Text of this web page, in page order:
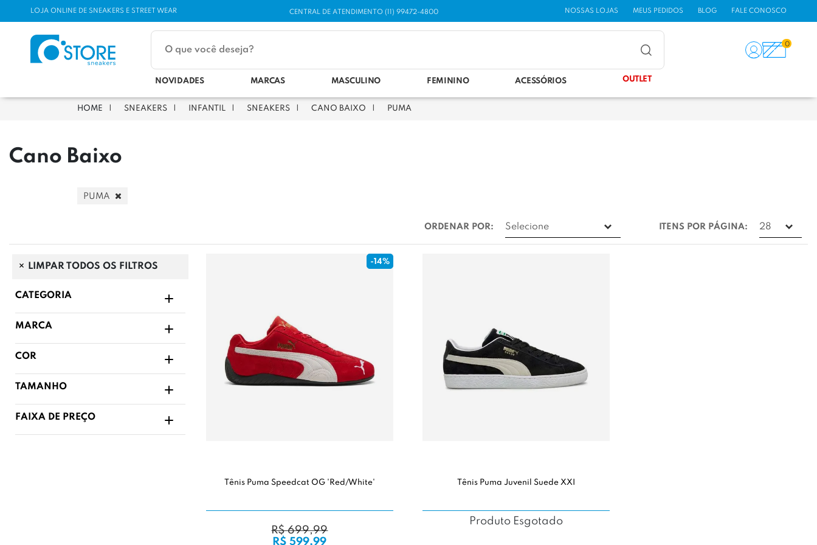
LOJA ONLINE DE SNEAKERS E STREET WEAR CENTRAL DE ATENDIMENTO (11) 99472-4800 NOSSAS LOJAS MEUS PEDIDOS BLOG FALE CONOSCO
0
NOVIDADES MARCAS MASCULINO FEMININO ACESSÓRIOS OUTLET
SNEAKERS INFANTIL SNEAKERS CANO BAIXO PUMA
Cano Baixo
LIMPAR TODOS OS FILTROS
CATEGORIA
MARCA
COR
TAMANHO
FAIXA DE PREÇO
PUMA
ORDENAR POR: ITENS POR PÁGINA:
-14%
Tênis Puma Speedcat OG 'Red/White'
R$ 699,99
R$ 599,99
Tênis Puma Juvenil Suede XXI
Produto Esgotado